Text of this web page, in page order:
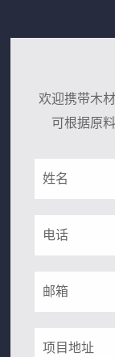
量。这台撕碎
重力作用下落
欢迎携带木
可根据原